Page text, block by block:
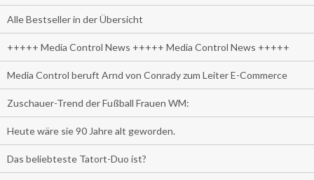
Alle Bestseller in der Übersicht
+++++ Media Control News +++++ Media Control News +++++
Media Control beruft Arnd von Conrady zum Leiter E-Commerce
Zuschauer-Trend der Fußball Frauen WM:
Heute wäre sie 90 Jahre alt geworden.
Das beliebteste Tatort-Duo ist?